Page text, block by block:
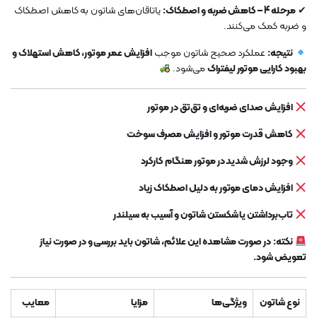
✔مرحله 4 – کاهش ضربه و اصطکاک:
یاتاقان‌های شاتون به کاهش اصطکاک
و ضربه کمک می‌کنند.
نتیجه: عملکرد صحیح شاتون موجبافزایش عمر موتور، کاهش استهلاک و
بهبود کارایی موتور لیفتراکمی‌شود.
افزایش صدای ضربه‌ای و تق‌تق در موتور
کاهش قدرت موتور و افزایش مصرف سوخت
وجود لرزش شدید در موتور هنگام کارکرد
افزایش دمای موتور به دلیل اصطکاک زیاد
تاب‌برداشتن یا شکستن شاتون و آسیب به سیلندر
نکته:در صورت مشاهده این علائم، شاتون باید بررسی و در صورت نیاز
تعویض شود.
نوع شاتون ویژگی‌ها مزایا معایب